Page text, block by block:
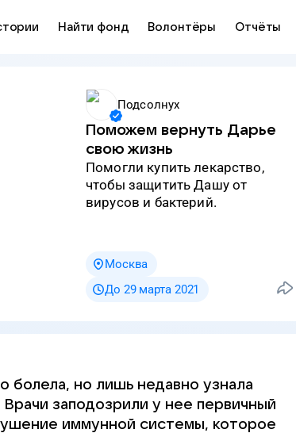
Найти фонд Волонтёры Отчёты
Подсолнух
Поможем вернуть Дарье
свою жизнь
Помогли купить лекарство,
чтобы защитить Дашу от
вирусов и бактерий.
Москва
До 29 марта 2021
болела, но лишь недавно узнала
заподозрили у нее первичный
иммунной системы, которое